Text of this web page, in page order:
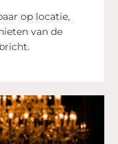
op locatie,
van de